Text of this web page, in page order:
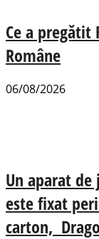
Ce a
Române
06/08/2026
Un aparat de
este fixat
carton,